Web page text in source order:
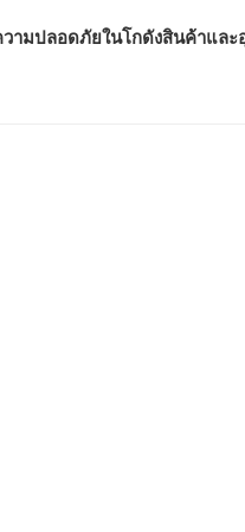
วามปลอดภัยในโกดังสินค้าแล